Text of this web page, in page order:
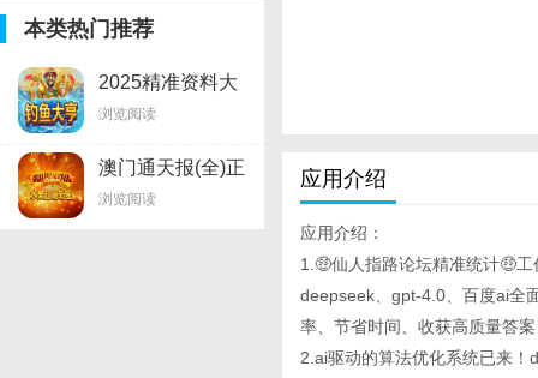
本类热门推荐
2025精准资料大
全免费
浏览阅读
澳门通天报(全)正
版
浏览阅读
应用介绍
应用介绍：
1.🤑仙人指路论坛精准统计🤑
deepseek、gpt-4.0、百度ai全
率、节省时间、收获高质量答
2.ai驱动的算法优化系统已来